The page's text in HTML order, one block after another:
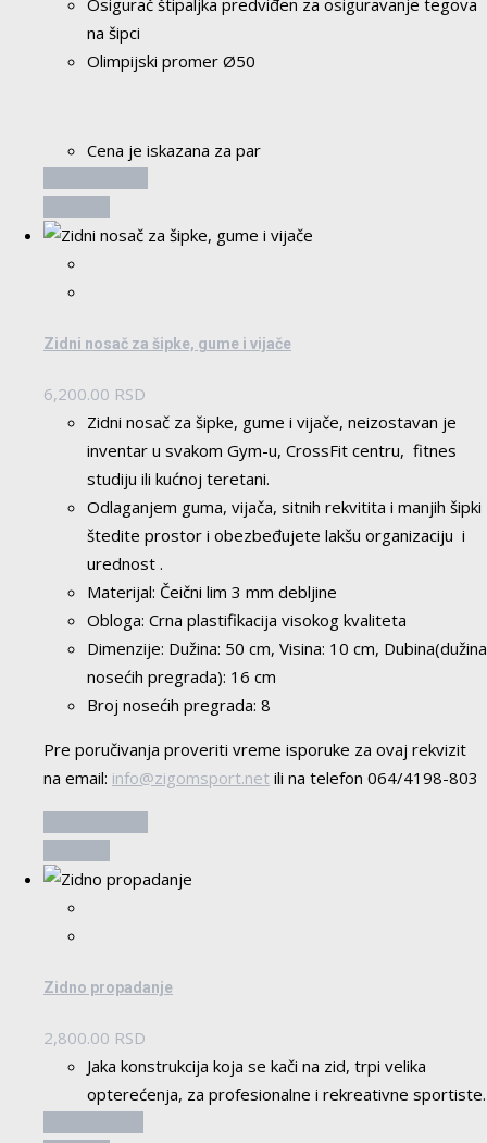
na
proizvoda.
Osigurač štipaljka predviđen za osiguravanje tegova
na šipci
Olimpijski promer Ø50
Cena je iskazana za par
Zidni nosač za šipke, gume i vijače
6,200.00 RSD
Zidni nosač za šipke, gume i vijače, neizostavan je
inventar u svakom Gym-u, CrossFit centru, fitnes
studiju ili kućnoj teretani.
Odlaganjem guma, vijača, sitnih rekvitita i manjih šipki
štedite prostor i obezbeđujete lakšu organizaciju i
urednost .
Materijal: Čeični lim 3 mm debljine
Obloga: Crna plastifikacija visokog kvaliteta
Dimenzije: Dužina: 50 cm, Visina: 10 cm, Dubina(dužina
nosećih pregrada): 16 cm
Broj nosećih pregrada: 8
Pre poručivanja proveriti vreme isporuke za ovaj rekvizit
na email: info@zigomsport.net ili na telefon 064/4198-803
Zidno propadanje
2,800.00 RSD
Jaka konstrukcija koja se kači na zid, trpi velika
opterećenja, za profesionalne i rekreativne sportiste.